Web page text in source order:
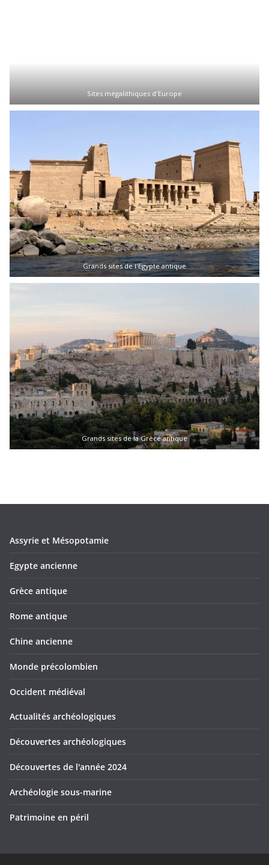
Sites mégalithiques d'Europe
Grands sites de l'Egypte antique
Grands sites de la Grèce antique
Assyrie et Mésopotamie
Egypte ancienne
Grèce antique
Rome antique
Chine ancienne
Monde précolombien
Occident médiéval
Actualités archéologiques
Découvertes archéologiques
Découvertes de l'année 2024
Archéologie sous-marine
Patrimoine en péril